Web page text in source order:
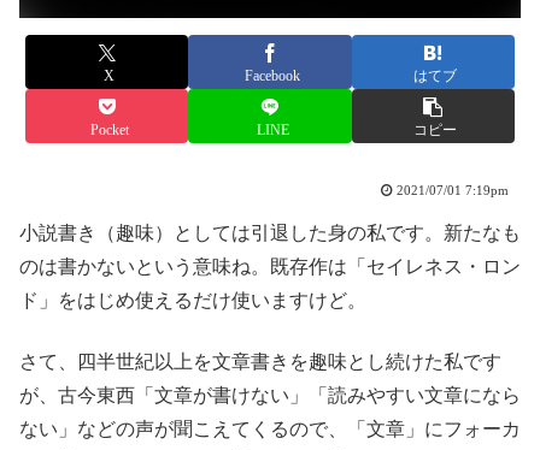
X Facebook はてブ
Pocket LINE コピー
2021/07/01 7:19pm
小説書き（趣味）としては引退した身の私です。新たなも
のは書かないという意味ね。既存作は「セイレネス・ロン
ド」をはじめ使えるだけ使いますけど。
さて、四半世紀以上を文章書きを趣味とし続けた私です
が、古今東西「文章が書けない」「読みやすい文章になら
ない」などの声が聞こえてくるので、「文章」にフォーカ